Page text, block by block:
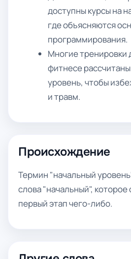
доступны курсы на
где объясняются
программирования.
Многие тренировки
фитнесе
уровень, чтобы
и травм.
Происхождение
Термин "начальный
слова "начальный", которое
первый этап чего-либо.